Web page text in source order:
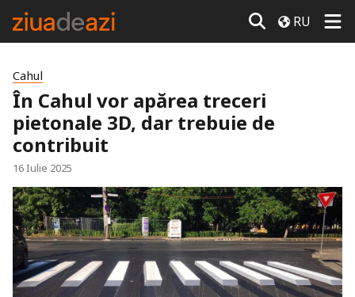
RU
Cahul
În Cahul vor apărea treceri
pietonale 3D, dar trebuie de
contribuit
16 Iulie 2025